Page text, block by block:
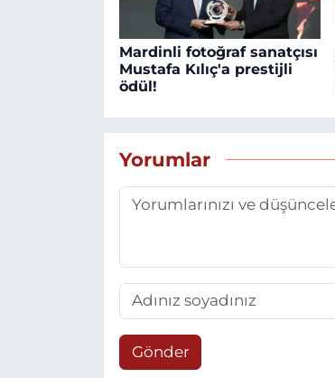
Mardinli fotoğraf sanatçısı
Mustafa Kılıç'a prestijli
ödül!
Yorumlar
Gönder